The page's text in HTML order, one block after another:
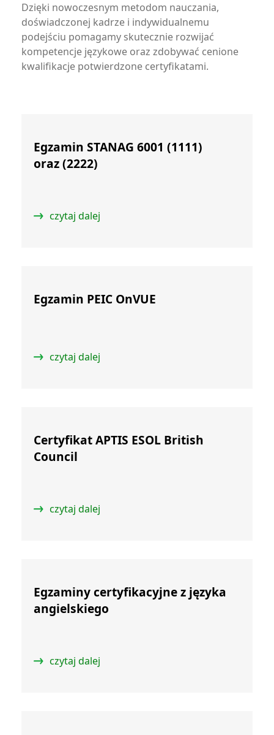
Dzięki nowoczesnym metodom nauczania,
doświadczonej kadrze i indywidualnemu
podejściu pomagamy skutecznie rozwijać
kompetencje językowe oraz zdobywać cenione
kwalifikacje potwierdzone certyfikatami.
Egzamin STANAG 6001 (1111)
oraz (2222)
czytaj dalej
Egzamin PEIC OnVUE
czytaj dalej
Certyfikat APTIS ESOL British
Council
czytaj dalej
Egzaminy certyfikacyjne z języka
angielskiego
czytaj dalej